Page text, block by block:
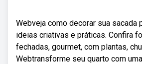
Webveja como decorar sua sacada
ideias criativas e práticas. Confira
fechadas, gourmet, com plantas,
Webtransforme seu quarto com